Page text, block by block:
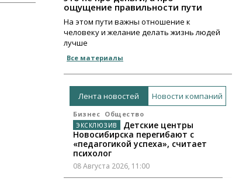
ощущение правильности пути
На этом пути важны отношение к
человеку и желание делать жизнь людей
лучше
Все материалы
Лента новостей Новости компаний
Бизнес Общество
Детские центры
Новосибирска перегибают с
«педагогикой успеха», считает
психолог
08 Августа 2026, 11:00